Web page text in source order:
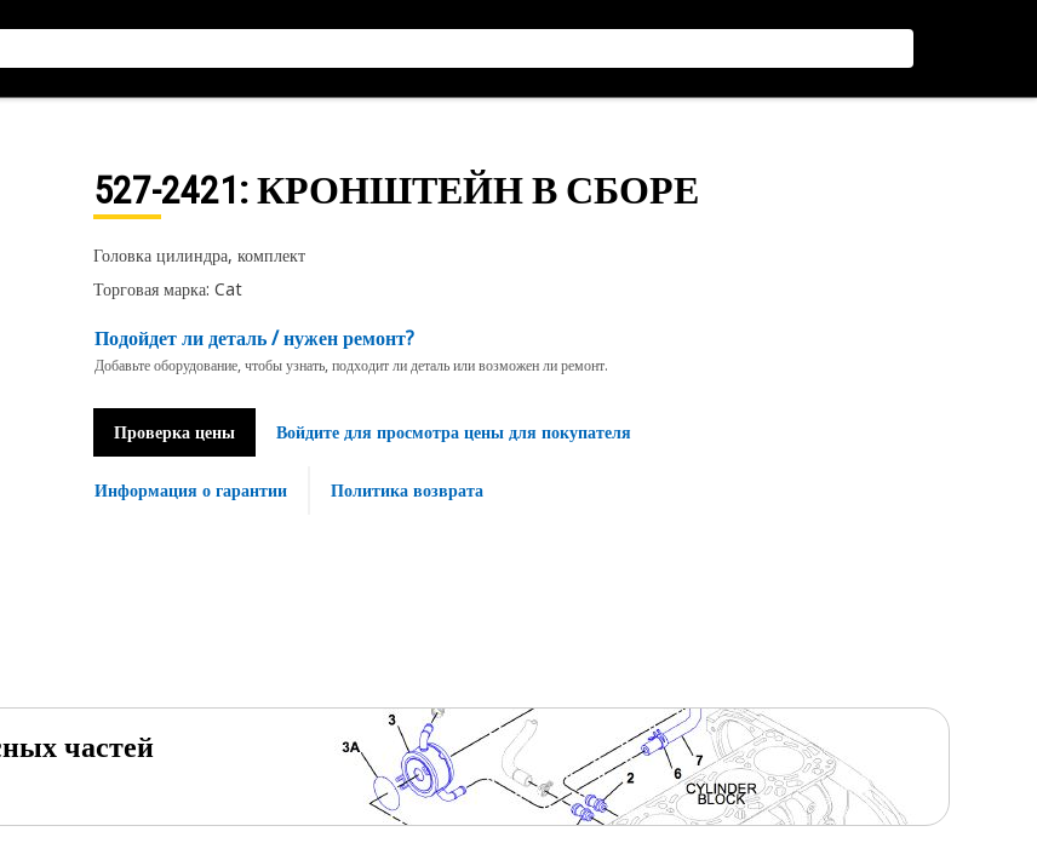
527-2421: КРОНШТЕЙН В СБОРЕ
Головка цилиндра, комплект
Торговая марка: Cat
Подойдет ли деталь / нужен ремонт?
Добавьте оборудование, чтобы узнать, подходит ли деталь или возможен ли ремонт.
Проверка цены Войдите для просмотра цены для покупателя
Информация о гарантии Политика возврата
частей